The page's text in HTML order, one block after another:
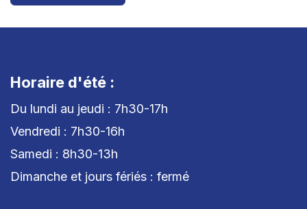
Horaire d'été :
Du lundi au jeudi : 7h30-17h
Vendredi : 7h30-16h
Samedi : 8h30-13h
Dimanche et jours fériés : fermé